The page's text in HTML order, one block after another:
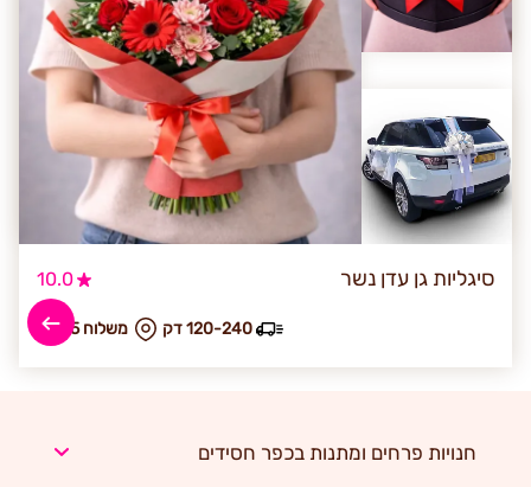
סיגליות גן עדן נשר 10.0
₪ משלוח 55 120-240 דק
חנויות פרחים ומתנות בכפר חסידים